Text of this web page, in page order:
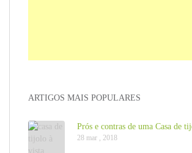
ARTIGOS MAIS POPULARES
Prós e contras de uma Casa de
28 mar , 2018